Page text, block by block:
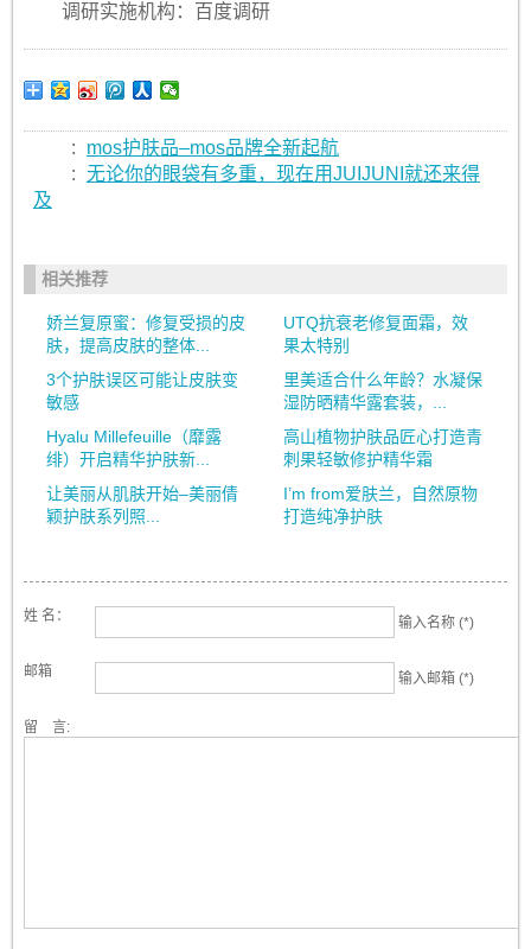
调研实施机构：百度调研
:
mos护肤品–mos品牌全新起航
: 无论你的眼袋有多重，现在用JUIJUNI就还来得
及
相关推荐
娇兰复原蜜：修复受损的皮
肤，提高皮肤的整体...
UTQ抗衰老修复面霜，效
果太特别
3个护肤误区可能让皮肤变
敏感
里美适合什么年龄？水凝保
湿防晒精华露套装，...
Hyalu Millefeuille（靡露
绯）开启精华护肤新...
高山植物护肤品匠心打造青
刺果轻敏修护精华霜
让美丽从肌肤开始–美丽倩
颖护肤系列照...
I’m from爱肤兰，自然原物
打造纯净护肤
姓 名： 输入名称 (*)
邮箱 输入邮箱 (*)
留 言: